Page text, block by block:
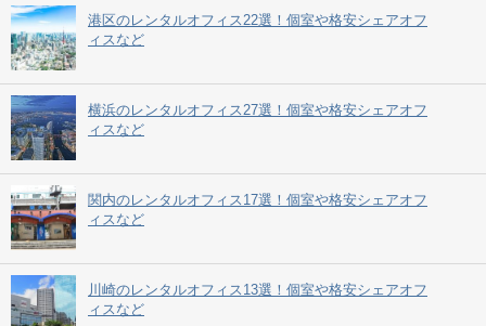
港区のレンタルオフィス22選！個室や格安シェアオフ
ィスなど
横浜のレンタルオフィス27選！個室や格安シェアオフ
ィスなど
関内のレンタルオフィス17選！個室や格安シェアオフ
ィスなど
川崎のレンタルオフィス13選！個室や格安シェアオフ
ィスなど